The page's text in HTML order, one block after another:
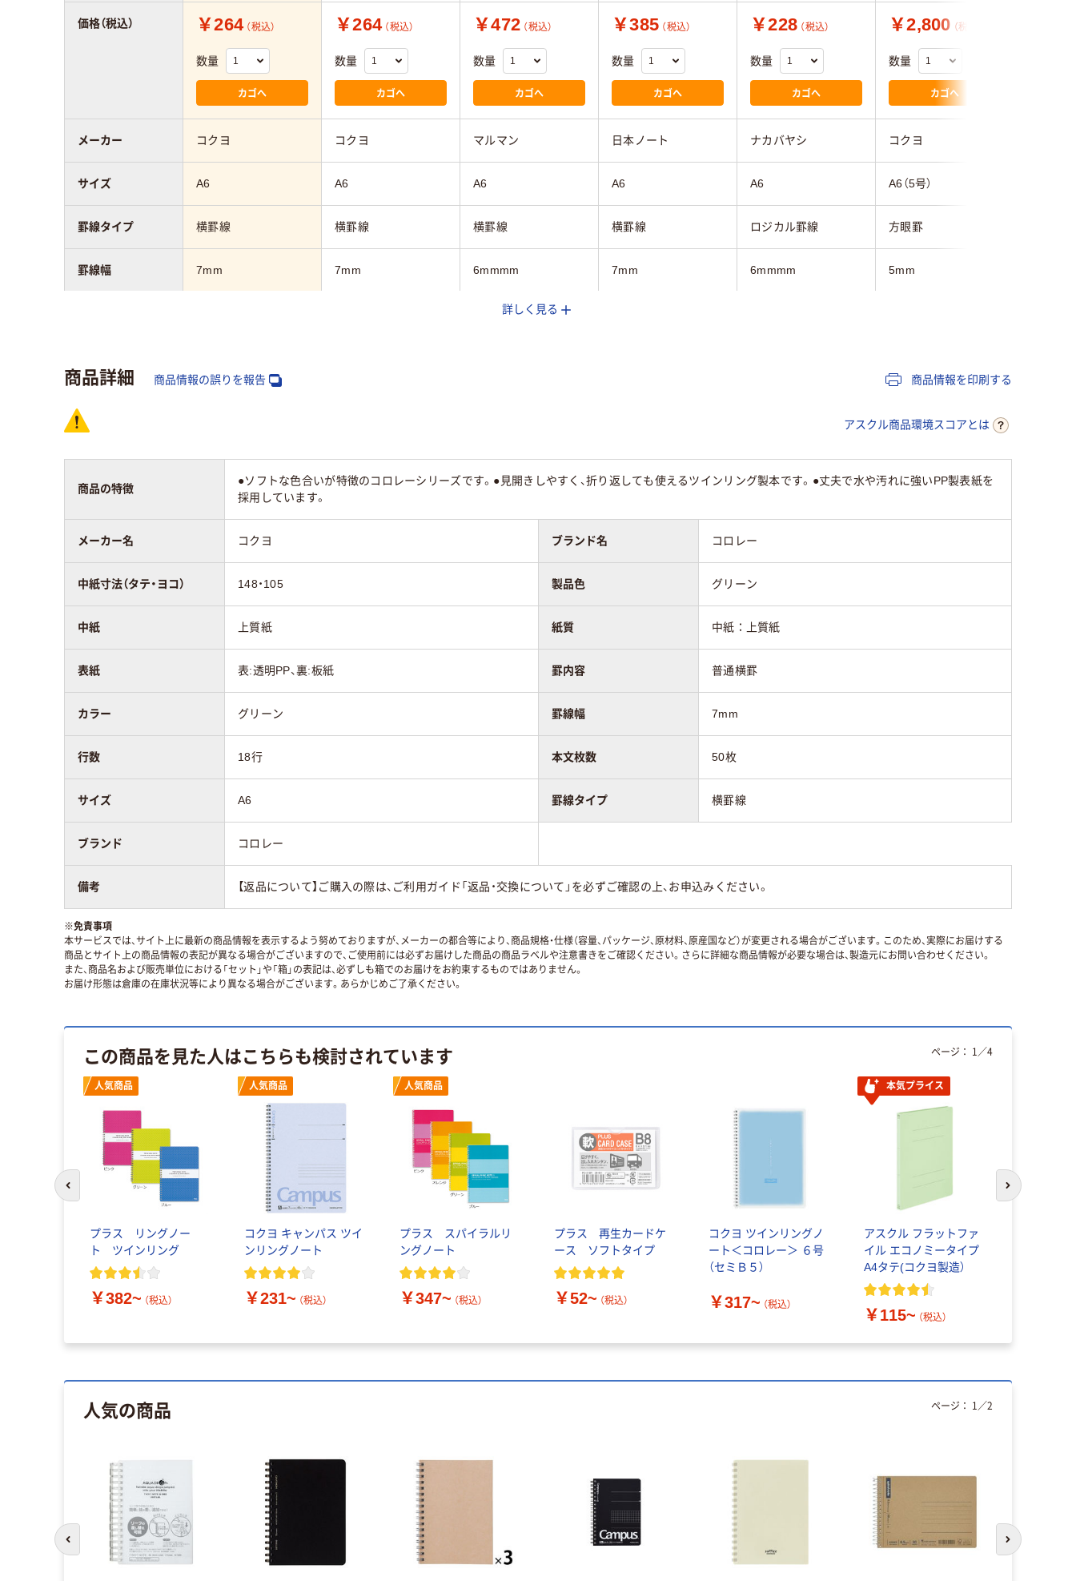
￥264 （税込）
数量
カゴへ
￥264 （税込）
数量
カゴへ
￥472 （税込）
数量
カゴへ
￥385 （税込）
数量
カゴへ
￥228 （税込）
数量
カゴへ
￥2,800 （税込）
数量
カゴへ
コクヨ コクヨ マルマン 日本ノート ナカバヤシ コクヨ
A6 A6 A6 A6 A6 A6（5号）
横罫線 横罫線 横罫線 横罫線 ロジカル罫線 方眼罫
7mm 7mm 6mmmm 7mm 6mmmm 5mm
50～80枚未満
価格（税込）
メーカー
サイズ
罫線タイプ
罫線幅
詳しく見る
商品詳細 商品情報の誤りを報告 商品情報を印刷する
アスクル商品環境スコアとは
商品の特徴
●ソフトな色合いが特徴のコロレーシリーズです。●見開きしやすく、折り返しても使えるツインリング製本です。●丈夫で水や汚れに強いPP製表紙を
採用しています。
メーカー名 コクヨ ブランド名 コロレー
中紙寸法（タテ・ヨコ） 148・105 製品色 グリーン
中紙 上質紙 紙質 中紙：上質紙
表紙 表:透明PP、裏:板紙 罫内容 普通横罫
カラー グリーン 罫線幅 7mm
行数 18行 本文枚数 50枚
サイズ A6 罫線タイプ 横罫線
ブランド コロレー
備考 【返品について】ご購入の際は、ご利用ガイド「返品・交換について」を必ずご確認の上、お申込みください。
※免責事項
本サービスでは、サイト上に最新の商品情報を表示するよう努めておりますが、メーカーの都合等により、商品規格・仕様（容量、パッケージ、原材料、原産国など）が変更される場合がございます。このため、実際にお届けする
商品とサイト上の商品情報の表記が異なる場合がございますので、ご使用前には必ずお届けした商品の商品ラベルや注意書きをご確認ください。さらに詳細な商品情報が必要な場合は、製造元にお問い合わせください。
また、商品名および販売単位における「セット」や「箱」の表記は、必ずしも箱でのお届けをお約束するものではありません。
お届け形態は倉庫の在庫状況等により異なる場合がございます。あらかじめご了承ください。
この商品を見た人はこちらも検討されています
人気商品
プラス リングノー
ト ツインリング
￥382~ （税込）
人気商品
コクヨ キャンパス ツイ
ンリングノート
￥231~ （税込）
人気商品
プラス スパイラルリ
ングノート
￥347~ （税込）
プラス 再生カードケ
ース ソフトタイプ
￥52~ （税込）
コクヨ ツインリングノ
ート＜コロレー＞ ６号
（セミＢ５）
￥317~ （税込）
本気プライス
アスクル フラットファ
イル エコノミータイプ
A4タテ(コクヨ製造）
￥115~ （税込）
ページ： 1 ／4
次のスライド
人気の商品 ページ： 1 ／2
前のスライドへ 次のスライド